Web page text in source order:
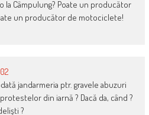
Câmpulung? Poate un producător
un producător de motociclete!
jandarmeria ptr. gravele abuzuri
din iarnă ? Dacă da, când ?
?